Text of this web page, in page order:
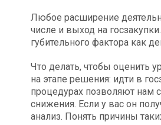
Любое расширение
числе и выход на госзакупки.
губительного фактора как
Что делать, чтобы оценить
на этапе решения: идти в
процедурах позволяют нам
снижения. Если у вас он
анализ. Понять причины